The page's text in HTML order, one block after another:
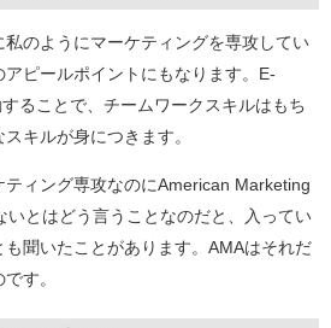
私のようにマーケティングを専攻してい
ピールポイントにもなります。E-
ることで、チームワークスキルはもち
キルが身につきます。
ティング専攻なのにAmerican Marketing
いとはどう言うことなのだと、入ってい
聞いたことがあります。AMAはそれだ
す。